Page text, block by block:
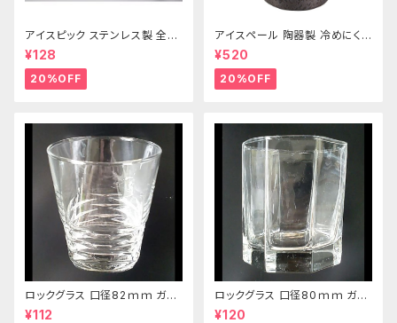
アイスピック ステンレス製 全長
215ｍｍ
¥128
20%OFF
アイスペール 陶器製 冷めにくい
二重構造 860ml
¥520
20%OFF
ロックグラス 口径82ｍｍ ガラ
ス製 250cc
¥112
ロックグラス 口径80ｍｍ ガラ
ス製 220cc
¥120